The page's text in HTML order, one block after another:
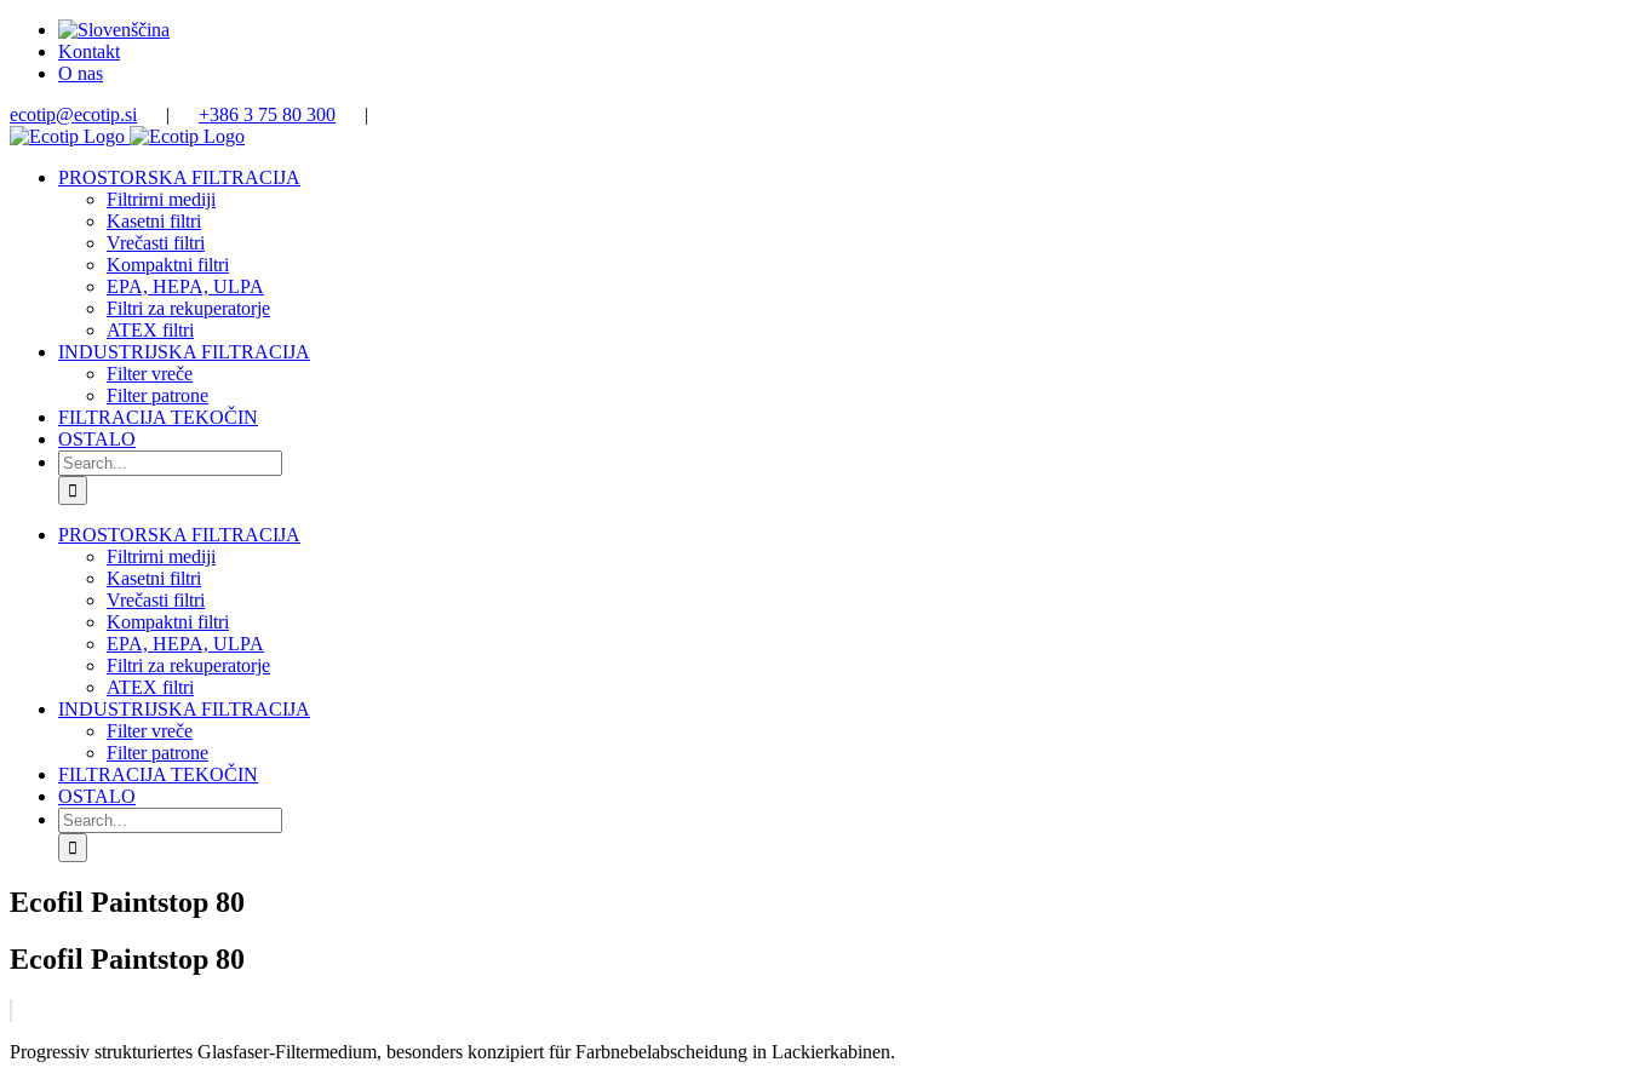
Skip
content
Kontakt
O nas
ecotip@ecotip.si | +386 3 75 80 300 |
PROSTORSKA FILTRACIJA
Filtrirni mediji
Kasetni filtri
Vrečasti filtri
Kompaktni filtri
EPA, HEPA, ULPA
Filtri za rekuperatorje
ATEX filtri
INDUSTRIJSKA FILTRACIJA
Filter vreče
Filter patrone
FILTRACIJA TEKOČIN
OSTALO
Search
for:
PROSTORSKA FILTRACIJA
Filtrirni mediji
Kasetni filtri
Vrečasti filtri
Kompaktni filtri
EPA, HEPA, ULPA
Filtri za rekuperatorje
ATEX filtri
INDUSTRIJSKA FILTRACIJA
Filter vreče
Filter patrone
FILTRACIJA TEKOČIN
OSTALO
Search
for:
Ecofil Paintstop 80
Ecofil Paintstop 80
Progressiv strukturiertes Glasfaser-Filtermedium, besonders konzipiert für Farbnebelabscheidung in Lackierkabinen.